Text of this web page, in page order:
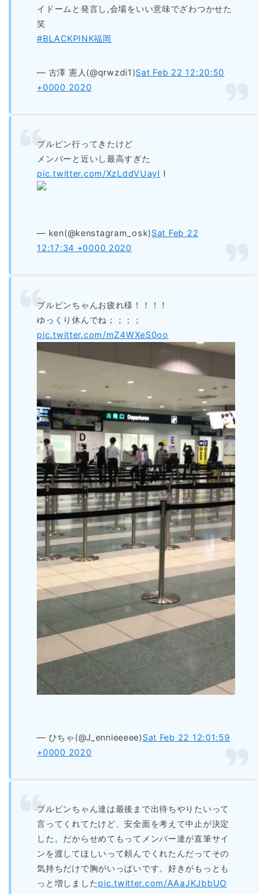
イドームと発言し,会場をいい意味でざわつかせた
笑
#BLACKPINK福岡
— 古澤 憲人(@qrwzdi1)Sat Feb 22 12:20:50
+0000 2020
ブルピン行ってきたけど
メンバーと近いし最高すぎた
pic.twitter.com/XzLddVUayI I
— ken(@kenstagram_osk)Sat Feb 22
12:17:34 +0000 2020
ブルピンちゃんお疲れ様！！！！
ゆっくり休んでね；；；；
pic.twitter.com/mZ4WXeS0oo
— ひちゃ(@J_ennieeeee)Sat Feb 22 12:01:59
+0000 2020
ブルピンちゃん達は最後まで出待ちやりたいって
言ってくれてたけど、安全面を考えて中止が決定
した。だからせめてもってメンバー達が直筆サイ
ンを渡してほしいって頼んでくれたんだってその
気持ちだけで胸がいっぱいです。好きがもっとも
っと増しましたpic.twitter.com/AAaJKJbbUO